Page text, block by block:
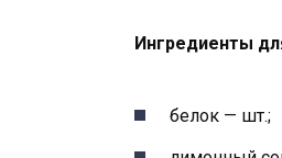
Ингредиенты
белок — шт.;